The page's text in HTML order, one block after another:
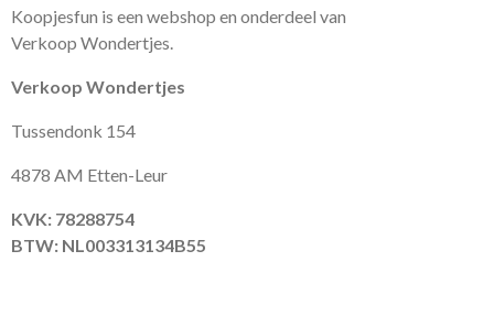
Koopjesfun is een webshop en onderdeel van
Verkoop Wondertjes.
Verkoop Wondertjes
Tussendonk 154
4878 AM Etten-Leur
KVK: 78288754
BTW: NL003313134B55